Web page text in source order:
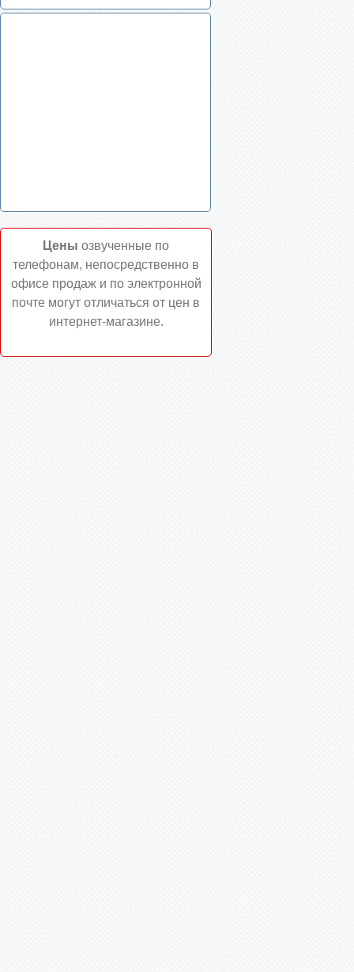
Цены озвученные по
телефонам, непосредственно в
офисе продаж и по электронной
почте могут отличаться от цен в
интернет-магазине.